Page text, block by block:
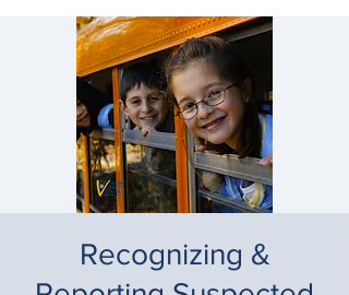
Recognizing &